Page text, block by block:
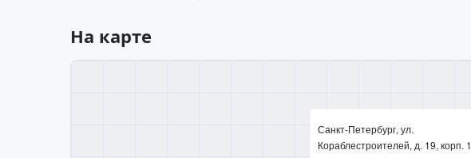
На карте
Санкт-Петербург, ул.
Кораблестроителей, д. 19, корп. 1